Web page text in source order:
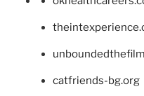
catfriends-bg.org